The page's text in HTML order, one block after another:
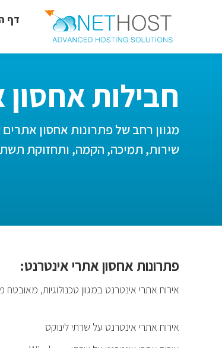
דף
חבילות
מגוון רחב של פתרונות אחסון אתרים
שירות, תמיכה, הקמה, ותחזוקת
פתרונות אחסון אתרי אינטרנט:
אירוח אתרי אינטרנט במגוון טכנולוגיות,
אירוח אתרי אינטרנט על שרתי לינוקס